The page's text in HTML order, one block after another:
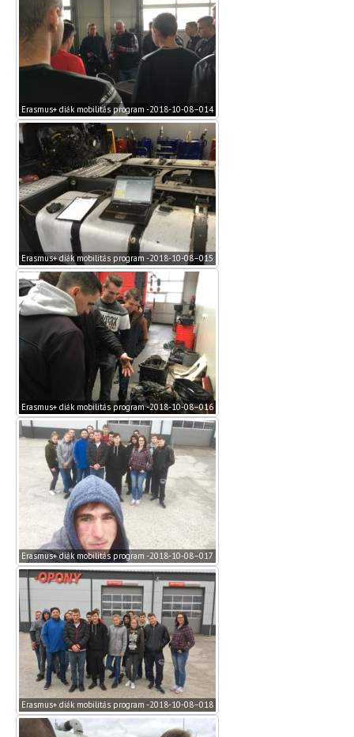
Erasmus+ diák mobilitás program -2018-10-08–014
Erasmus+ diák mobilitás program -2018-10-08–015
Erasmus+ diák mobilitás program -2018-10-08–016
Erasmus+ diák mobilitás program -2018-10-08–017
Erasmus+ diák mobilitás program -2018-10-08–018